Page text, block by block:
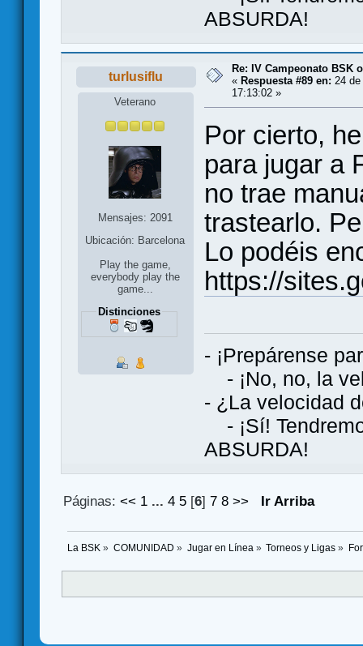
ABSURDA!
turlusiflu
Veterano
Mensajes: 2091
Ubicación: Barcelona
Play the game,
everybody play the
game...
Distinciones
Re: IV Campeonato BSK
« Respuesta #89 en: 24 de
17:13:02 »
Por cierto,
para jugar a
no trae
trastearlo.
Lo podéis
https://
- ¡Prepárense
- ¡No, no, la
- ¿La velocidad
- ¡Sí!
ABSURDA!
Páginas:<< 1 ...4 5 [6]7 8 >> Ir Arriba
La BSK » COMUNIDAD » Jugar en Línea » Torneos y Ligas »